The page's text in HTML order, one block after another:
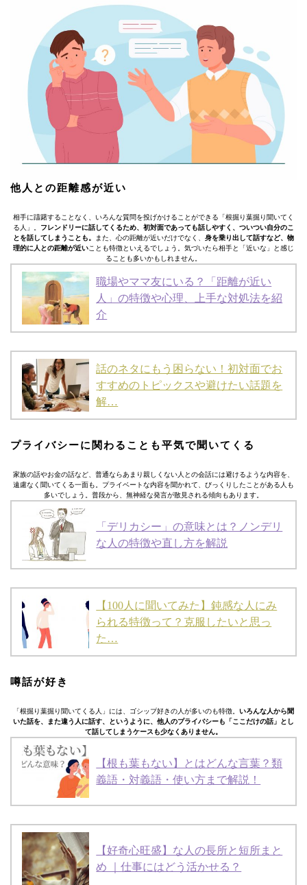
他人との距離感が近い
相手に躊躇することなく、いろんな質問を投げかけることができる「根掘り葉掘り聞いてく
る人」。 フレンドリーに話してくるため、初対面であっても話しやすく、ついつい自分のこ
とを話してしまうことも。
また、心の距離が近いだけでなく、 身を乗り出して話すなど、物
理的に人との距離が近いことも特徴といえるでしょう。気づいたら相手と「近いな」と感じ
ることも多いかもしれません。
職場やママ友にいる？「距離が近い
人」の特徴や心理、上手な対処法を紹
介
話のネタにもう困らない！初対面でお
すすめのトピックスや避けたい話題を
解…
プライバシーに関わることも平気で聞いてくる
家族の話やお金の話など、普通ならあまり親しくない人との会話には避けるような内容を、
遠慮なく聞いてくる一面も。プライベートな内容を聞かれて、びっくりしたことがある人も
多いでしょう。普段から、無神経な発言が散見される傾向もあります。
「デリカシー」の意味とは？ノンデリ
な人の特徴や直し方を解説
【100人に聞いてみた】鈍感な人にみ
られる特徴って？克服したいと思っ
た…
噂話が好き
「根掘り葉掘り聞いてくる人」には、ゴシップ好きの人が多いのも特徴。 いろんな人から聞
いた話を、また違う人に話す、というように、他人のプライバシーも「ここだけの話」とし
て話してしまうケースも少なくありません。
【根も葉もない】とはどんな言葉？類
義語・対義語・使い方まで解説！
【好奇心旺盛】な人の長所と短所まと
め ｜仕事にはどう活かせる？